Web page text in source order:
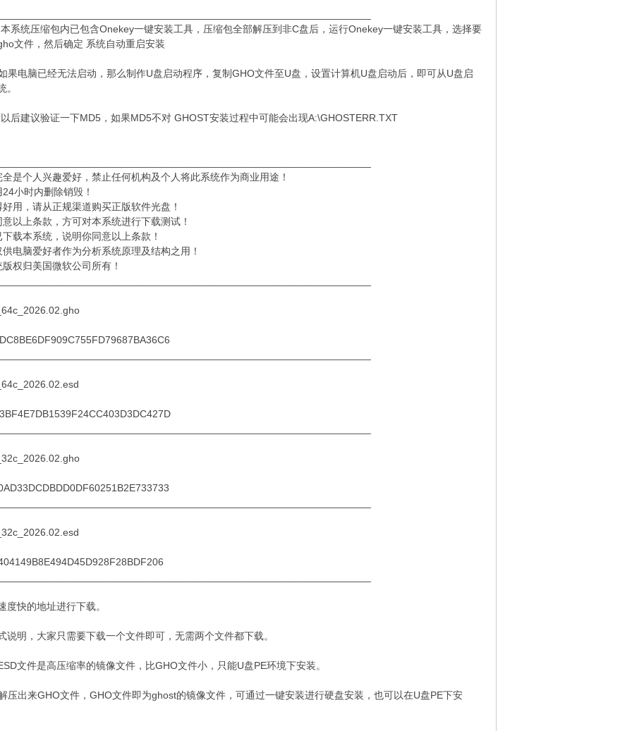
系统压缩包内已包含Onekey一键安装工具，压缩包全部解压到非C盘后，运行Onekey一键安装工具，选择要
文件，然后确定 系统自动重启安装
果电脑已经无法启动，那么制作U盘启动程序，复制GHO文件至U盘，设置计算机U盘启动后，即可从U盘启
。
后建议验证一下MD5，如果MD5不对 GHOST安装过程中可能会出现A:\GHOSTERR.TXT
是个人兴趣爱好，禁止任何机构及个人将此系统作为商业用途！
小时内删除销毁！
用，请从正规渠道购买正版软件光盘！
以上条款，方可对本系统进行下载测试！
载本系统，说明你同意以上条款！
电脑爱好者作为分析系统原理及结构之用！
权归美国微软公司所有！
度快的地址进行下载。
说明，大家只需要下载一个文件即可，无需两个文件都下载。
文件是高压缩率的镜像文件，比GHO文件小，只能U盘PE环境下安装。
压出来GHO文件，GHO文件即为ghost的镜像文件，可通过一键安装进行硬盘安装，也可以在U盘PE下安